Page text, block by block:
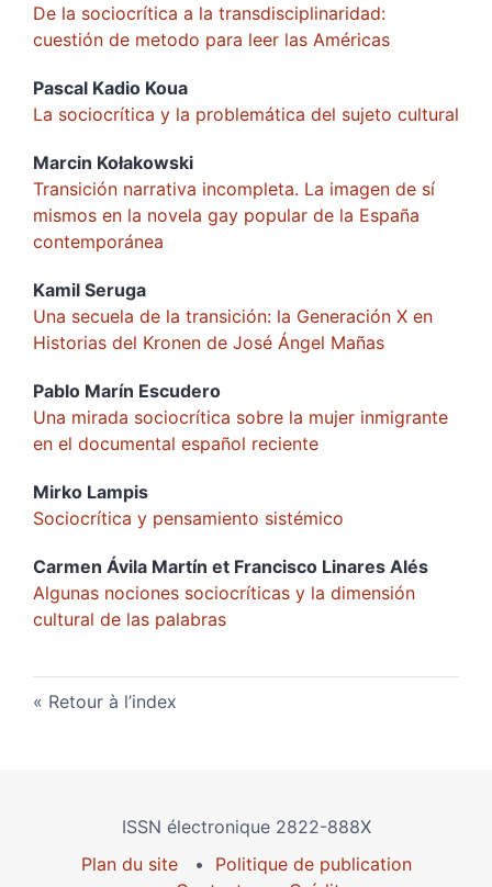
De la sociocrítica a la transdisciplinaridad:
cuestión de metodo para leer las Américas
Pascal Kadio Koua
La sociocrítica y la problemática del sujeto cultural
Marcin Kołakowski
Transición narrativa incompleta. La imagen de sí
mismos en la novela gay popular de la España
contemporánea
Kamil Seruga
Una secuela de la transición: la Generación X en
Historias del Kronen de José Ángel Mañas
Pablo Marín Escudero
Una mirada sociocrítica sobre la mujer inmigrante
en el documental español reciente
Mirko Lampis
Sociocrítica y pensamiento sistémico
Carmen Ávila Martín et Francisco Linares Alés
Algunas nociones sociocríticas y la dimensión
cultural de las palabras
Retour à l’index
ISSN électronique 2822-888X
Plan du site
Politique de publication